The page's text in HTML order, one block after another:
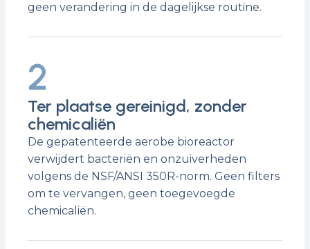
geen verandering in de dagelijkse routine.
2
Ter plaatse gereinigd, zonder
chemicaliën
De gepatenteerde aerobe bioreactor
verwijdert bacteriën en onzuiverheden
volgens de NSF/ANSI 350R-norm. Geen filters
om te vervangen, geen toegevoegde
chemicaliën.